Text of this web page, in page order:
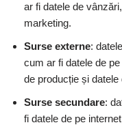
ar fi datele de
marketing.
Surse externe:
cum ar fi datele de
de producție și datele
Surse secundare:
fi datele de pe